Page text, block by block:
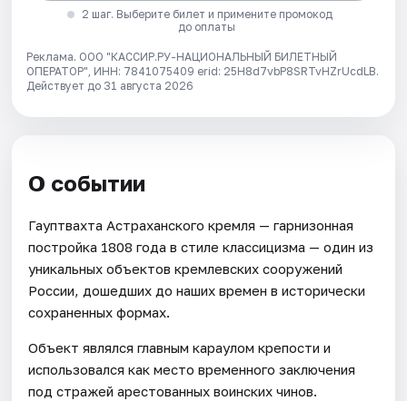
2 шаг. Выберите билет и примените промокод
до оплаты
Реклама. ООО "КАССИР.РУ-НАЦИОНАЛЬНЫЙ БИЛЕТНЫЙ
ОПЕРАТОР", ИНН: 7841075409 erid: 25H8d7vbP8SRTvHZrUcdLB.
Действует до 31 августа 2026
О событии
Гауптвахта Астраханского кремля — гарнизонная
постройка 1808 года в стиле классицизма — один из
уникальных объектов кремлевских сооружений
России, дошедших до наших времен в исторически
сохраненных формах.
Объект являлся главным караулом крепости и
использовался как место временного заключения
под стражей арестованных воинских чинов.